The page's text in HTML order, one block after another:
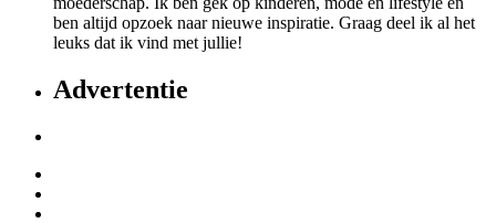
ben altijd opzoek naar nieuwe inspiratie. Graag deel ik al het
leuks dat ik vind met jullie!
Advertentie